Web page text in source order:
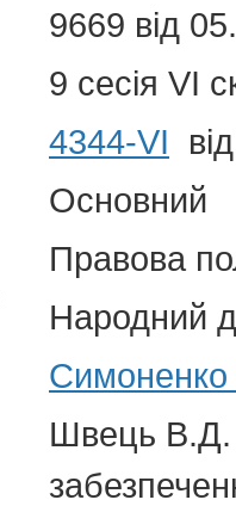
9669 від
9 сесія VI
4344-VI
Основний
Правова
Народний
Симоненко
Швець В.Д.